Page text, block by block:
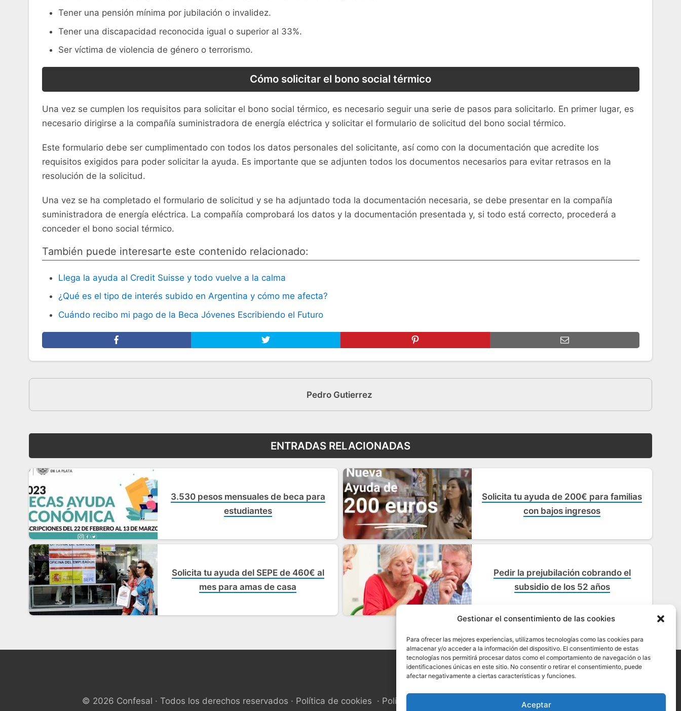
Gestionar el consentimiento de las cookies
Para ofrecer las mejores experiencias, utilizamos tecnologías como las cookies para
almacenar y/o acceder a la información del dispositivo. El consentimiento de estas
tecnologías nos permitirá procesar datos como el comportamiento de navegación o las
identificaciones únicas en este sitio. No consentir o retirar el consentimiento, puede
afectar negativamente a ciertas características y funciones.
Aceptar
Tener una pensión mínima por jubilación o invalidez.
Tener una discapacidad reconocida igual o superior al 33%.
Ser víctima de violencia de género o terrorismo.
Cómo solicitar el bono social térmico
Una vez se cumplen los requisitos para solicitar el bono social térmico, es necesario seguir una serie de pasos para solicitarlo. En primer lugar, es
necesario dirigirse a la compañía suministradora de energía eléctrica y solicitar el formulario de solicitud del bono social térmico.
Este formulario debe ser cumplimentado con todos los datos personales del solicitante, así como con la documentación que acredite los
requisitos exigidos para poder solicitar la ayuda. Es importante que se adjunten todos los documentos necesarios para evitar retrasos en la
resolución de la solicitud.
Una vez se ha completado el formulario de solicitud y se ha adjuntado toda la documentación necesaria, se debe presentar en la compañía
suministradora de energía eléctrica. La compañía comprobará los datos y la documentación presentada y, si todo está correcto, procederá a
conceder el bono social térmico.
También puede interesarte este contenido relacionado:
Llega la ayuda al Credit Suisse y todo vuelve a la calma
¿Qué es el tipo de interés subido en Argentina y cómo me afecta?
Cuándo recibo mi pago de la Beca Jóvenes Escribiendo el Futuro
Pedro Gutierrez
ENTRADAS RELACIONADAS
3.530 pesos mensuales de beca para
estudiantes
Solicita tu ayuda de 200€ para familias
con bajos ingresos
Solicita tu ayuda del SEPE de 460€ al
mes para amas de casa
Pedir la prejubilación cobrando el
subsidio de los 52 años
© 2026 Confesal · Todos los derechos reservados Política de cookies Política de privacidad ¿Quiénes somos?